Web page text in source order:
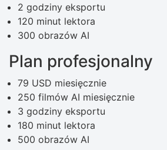
2 godziny eksportu
120 minut lektora
300 obrazów AI
Plan profesjonalny
79 USD miesięcznie
250 filmów AI miesięcznie
3 godziny eksportu
180 minut lektora
500 obrazów AI